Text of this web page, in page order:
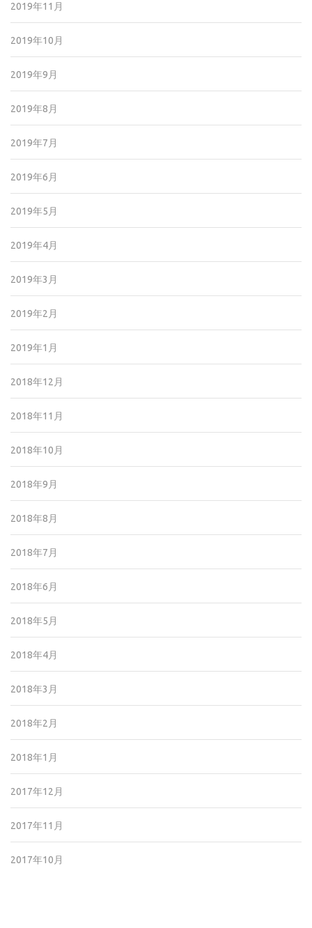
2019年11月
2019年10月
2019年9月
2019年8月
2019年7月
2019年6月
2019年5月
2019年4月
2019年3月
2019年2月
2019年1月
2018年12月
2018年11月
2018年10月
2018年9月
2018年8月
2018年7月
2018年6月
2018年5月
2018年4月
2018年3月
2018年2月
2018年1月
2017年12月
2017年11月
2017年10月